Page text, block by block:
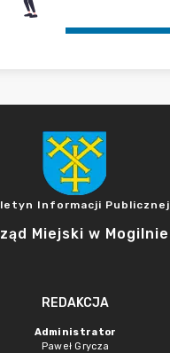
Informacji Publicznej
Miejski w Mogilnie
REDAKCJA
Administrator
Paweł Grycza